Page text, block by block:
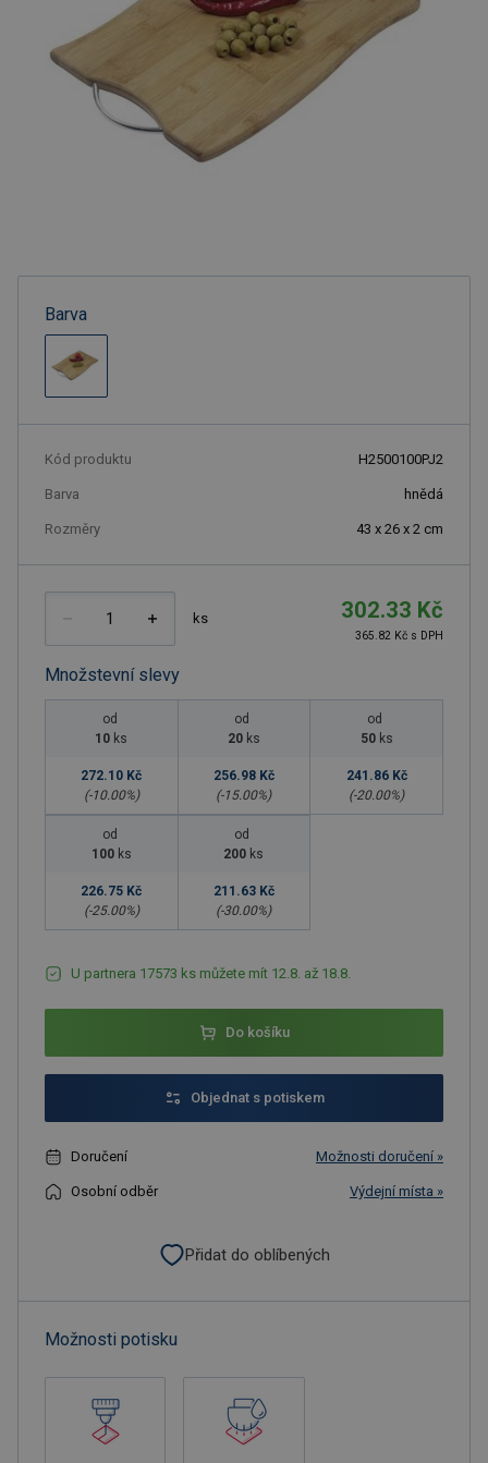
Barva
Kód produktu H2500100PJ2
Barva hnědá
Rozměry 43 x 26 x 2 cm
ks 302.33 Kč
365.82 Kč s DPH
Množstevní slevy
od
10 ks
272.10 Kč
(-10.00%)
od
20 ks
256.98 Kč
(-15.00%)
od
50 ks
241.86 Kč
(-20.00%)
od
100 ks
226.75 Kč
(-25.00%)
od
200 ks
211.63 Kč
(-30.00%)
U partnera 17573 ks můžete mít 12.8. až 18.8.
Do košíku
Objednat s potiskem
Doručení Možnosti doručení »
Osobní odběr Výdejní místa »
Přidat do oblíbených
Možnosti potisku